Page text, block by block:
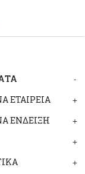
-
ΕΤΑΙΡΕΙΑ
+
ΕΝΔΕΙΞΗ
+
+
+